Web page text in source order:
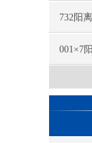
732阳
001×7